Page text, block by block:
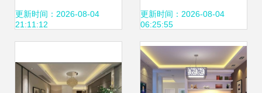
思——赋能生活之
更新时间：2026-08-04
21:11:12
更新时间：2026-08-04
06:25:55